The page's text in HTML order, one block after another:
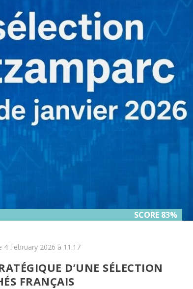
SCORE 83%
SCORE 83%
February 2026 à 11:17
D’UNE SÉLECTION
FRANÇAIS